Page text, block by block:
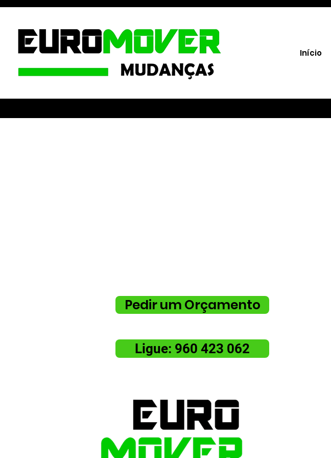
Início
Pedir um Orçamento
Ligue: 960 423 062